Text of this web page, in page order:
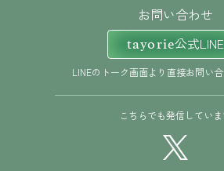
お問い合わせ
tayorie公式LINE
LINEのトーク画面より直接お問い
こちらでも発信してい